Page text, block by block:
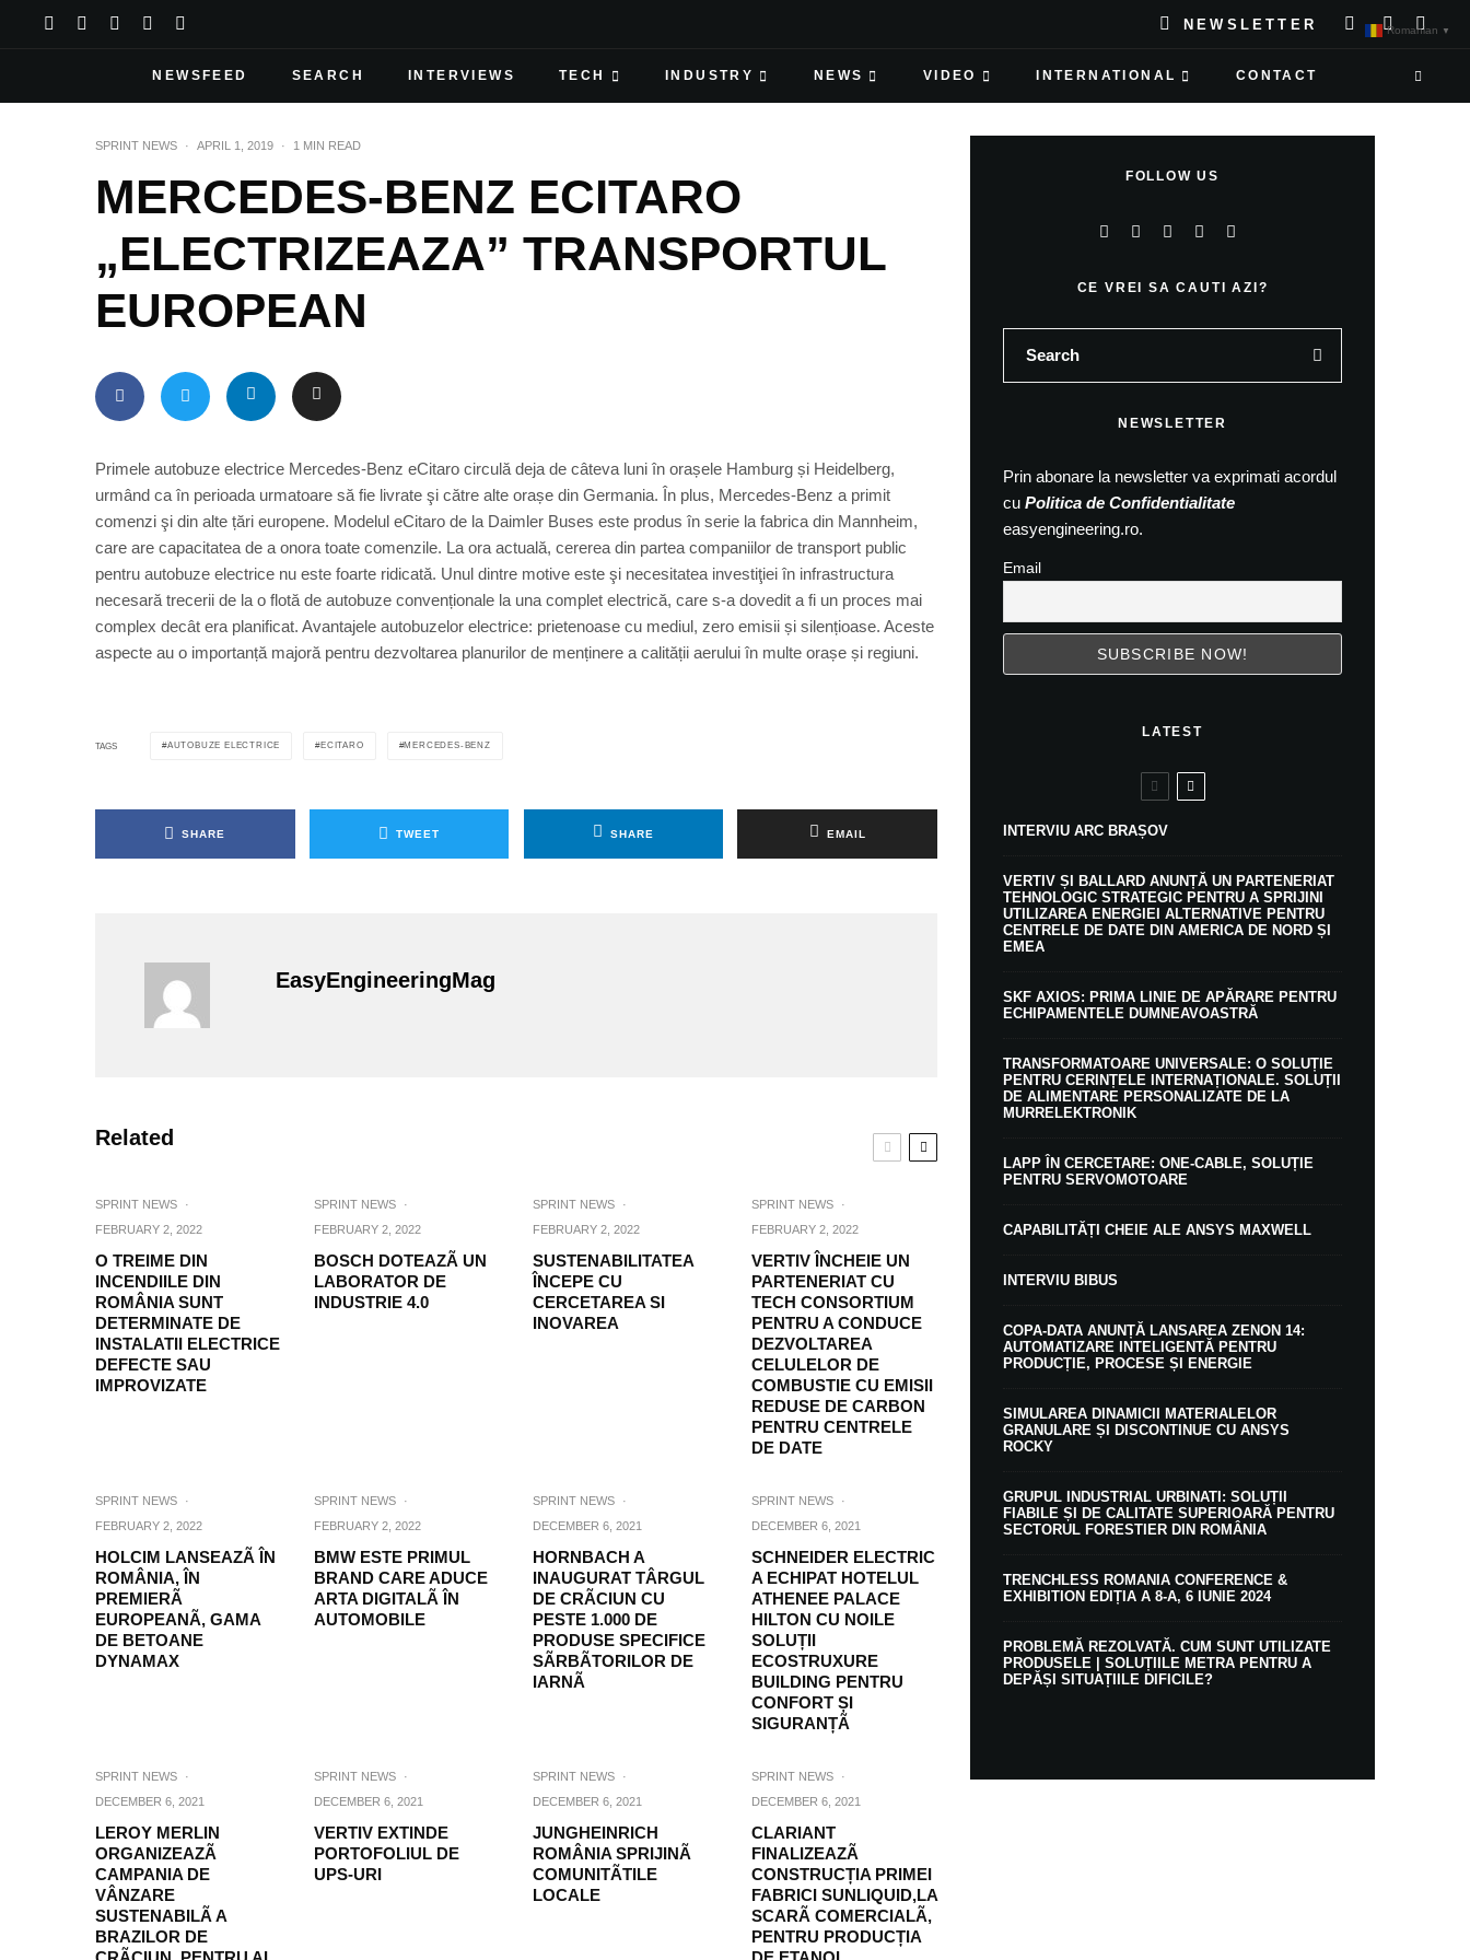
NEWSLETTER
NEWSFEED SEARCH INTERVIEWS TECH INDUSTRY NEWS VIDEO INTERNATIONAL CONTACT
SPRINT NEWS · APRIL 1, 2019 · 1 MIN READ
MERCEDES-BENZ ECITARO
„ELECTRIZEAZA” TRANSPORTUL
EUROPEAN
Primele autobuze electrice Mercedes-Benz eCitaro circulă deja de câteva luni în orașele Hamburg și Heidelberg,
urmând ca în perioada urmatoare să fie livrate şi către alte orașe din Germania. În plus, Mercedes-Benz a primit
comenzi şi din alte țări europene. Modelul eCitaro de la Daimler Buses este produs în serie la fabrica din Mannheim,
care are capacitatea de a onora toate comenzile. La ora actuală, cererea din partea companiilor de transport public
pentru autobuze electrice nu este foarte ridicată. Unul dintre motive este şi necesitatea investiţiei în infrastructura
necesară trecerii de la o flotă de autobuze convenționale la una complet electrică, care s-a dovedit a fi un proces mai
complex decât era planificat. Avantajele autobuzelor electrice: prietenoase cu mediul, zero emisii și silențioase. Aceste
aspecte au o importanță majoră pentru dezvoltarea planurilor de menținere a calității aerului în multe orașe și regiuni.
TAGS AUTOBUZE ELECTRICE ECITARO MERCEDES-BENZ
SHARE TWEET SHARE EMAIL
EasyEngineeringMag
Related
SPRINT NEWS
·
FEBRUARY 2, 2022
O TREIME DIN
INCENDIILE DIN
ROMÂNIA SUNT
DETERMINATE DE
INSTALATII ELECTRICE
DEFECTE SAU
IMPROVIZATE
SPRINT NEWS
·
FEBRUARY 2, 2022
BOSCH DOTEAZÃ UN
LABORATOR DE
INDUSTRIE 4.0
SPRINT NEWS
·
FEBRUARY 2, 2022
SUSTENABILITATEA
ÎNCEPE CU
CERCETAREA SI
INOVAREA
SPRINT NEWS
·
FEBRUARY 2, 2022
VERTIV ÎNCHEIE UN
PARTENERIAT CU
TECH CONSORTIUM
PENTRU A CONDUCE
DEZVOLTAREA
CELULELOR DE
COMBUSTIE CU EMISII
REDUSE DE CARBON
PENTRU CENTRELE
DE DATE
SPRINT NEWS
·
FEBRUARY 2, 2022
HOLCIM LANSEAZÃ ÎN
ROMÂNIA, ÎN
PREMIERÃ
EUROPEANÃ, GAMA
DE BETOANE
DYNAMAX
SPRINT NEWS
·
FEBRUARY 2, 2022
BMW ESTE PRIMUL
BRAND CARE ADUCE
ARTA DIGITALÃ ÎN
AUTOMOBILE
SPRINT NEWS
·
DECEMBER 6, 2021
HORNBACH A
INAUGURAT TÂRGUL
DE CRÃCIUN CU
PESTE 1.000 DE
PRODUSE SPECIFICE
SÃRBÃTORILOR DE
IARNÃ
SPRINT NEWS
·
DECEMBER 6, 2021
SCHNEIDER ELECTRIC
A ECHIPAT HOTELUL
ATHENEE PALACE
HILTON CU NOILE
SOLUȚII
ECOSTRUXURE
BUILDING PENTRU
CONFORT ȘI
SIGURANȚÃ
SPRINT NEWS
·
DECEMBER 6, 2021
LEROY MERLIN
ORGANIZEAZÃ
CAMPANIA DE
VÂNZARE
SUSTENABILÃ A
BRAZILOR DE
SPRINT NEWS
·
DECEMBER 6, 2021
VERTIV EXTINDE
PORTOFOLIUL DE
UPS-URI
SPRINT NEWS
·
DECEMBER 6, 2021
JUNGHEINRICH
ROMÂNIA SPRIJINÃ
COMUNITÃTILE
LOCALE
SPRINT NEWS
·
DECEMBER 6, 2021
CLARIANT
FINALIZEAZÃ
CONSTRUCȚIA PRIMEI
FABRICI SUNLIQUID,LA
SCARÃ COMERCIALÃ,
PENTRU PRODUCȚIA
FOLLOW US
CE VREI SA CAUTI AZI?
NEWSLETTER
Prin abonare la newsletter va exprimati acordul
cu Politica de Confidentialitate
easyengineering.ro.
Email
LATEST
INTERVIU ARC BRAȘOV
VERTIV ȘI BALLARD ANUNȚĂ UN PARTENERIAT
TEHNOLOGIC STRATEGIC PENTRU A SPRIJINI
UTILIZAREA ENERGIEI ALTERNATIVE PENTRU
CENTRELE DE DATE DIN AMERICA DE NORD ȘI
EMEA
SKF AXIOS: PRIMA LINIE DE APĂRARE PENTRU
ECHIPAMENTELE DUMNEAVOASTRĂ
TRANSFORMATOARE UNIVERSALE: O SOLUȚIE
PENTRU CERINȚELE INTERNAȚIONALE. SOLUȚII
DE ALIMENTARE PERSONALIZATE DE LA
MURRELEKTRONIK
LAPP ÎN CERCETARE: ONE-CABLE, SOLUȚIE
PENTRU SERVOMOTOARE
CAPABILITĂȚI CHEIE ALE ANSYS MAXWELL
INTERVIU BIBUS
COPA-DATA ANUNȚĂ LANSAREA ZENON 14:
AUTOMATIZARE INTELIGENTĂ PENTRU
PRODUCȚIE, PROCESE ȘI ENERGIE
SIMULAREA DINAMICII MATERIALELOR
GRANULARE ȘI DISCONTINUE CU ANSYS
ROCKY
GRUPUL INDUSTRIAL URBINATI: SOLUȚII
FIABILE ȘI DE CALITATE SUPERIOARĂ PENTRU
SECTORUL FORESTIER DIN ROMÂNIA
TRENCHLESS ROMANIA CONFERENCE &
EXHIBITION EDIȚIA A 8-A, 6 IUNIE 2024
PROBLEMĂ REZOLVATĂ. CUM SUNT UTILIZATE
PRODUSELE | SOLUȚIILE METRA PENTRU A
DEPĂȘI SITUAȚIILE DIFICILE?
Romanian ▼